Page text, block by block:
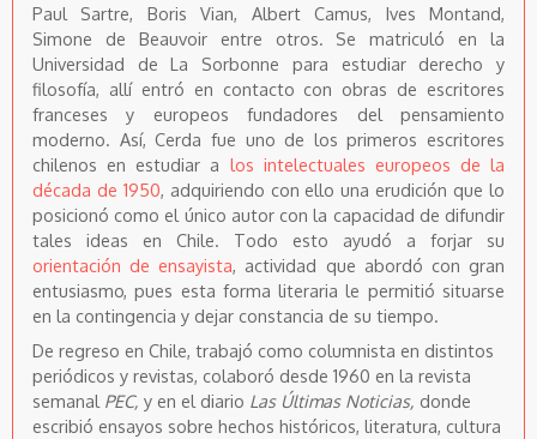
Paul Sartre, Boris Vian, Albert Camus, Ives Montand,
Simone de Beauvoir entre otros. Se matriculó en la
Universidad de La Sorbonne para estudiar derecho y
filosofía, allí entró en contacto con obras de escritores
franceses y europeos fundadores del pensamiento
moderno. Así, Cerda fue uno de los primeros escritores
chilenos en estudiar a los intelectuales europeos de la
década de 1950, adquiriendo con ello una erudición que lo
posicionó como el único autor con la capacidad de difundir
tales ideas en Chile. Todo esto ayudó a forjar su
orientación de ensayista, actividad que abordó con gran
entusiasmo, pues esta forma literaria le permitió situarse
en la contingencia y dejar constancia de su tiempo.
De regreso en Chile, trabajó como columnista en distintos
periódicos y revistas, colaboró desde 1960 en la revista
semanal PEC, y en el diario Las Últimas Noticias, donde
escribió ensayos sobre hechos históricos, literatura, cultura